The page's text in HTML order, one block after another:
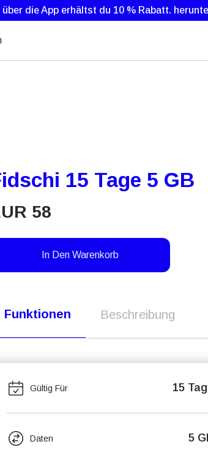
die App erhältst du 10 % Rabatt.
15 Tage 5 GB
58
In Den Warenkorb
Funktionen Beschreibung
Gültig Für 15
Daten 5